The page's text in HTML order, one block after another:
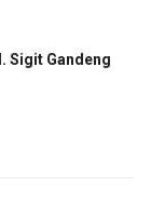
Sigit Gandeng